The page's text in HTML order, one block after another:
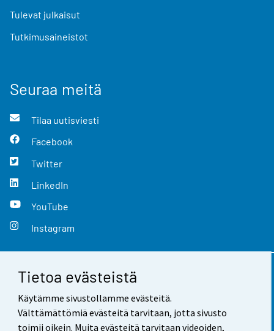
Tietoa evästeistä
Käytämme sivustollamme evästeitä.
Välttämättömiä evästeitä tarvitaan, jotta sivusto
toimii oikein. Muita evästeitä tarvitaan videoiden,
Tulevat julkaisut
Tutkimusaineistot
Seuraa meitä
Tilaa uutisviesti
Facebook
Twitter
LinkedIn
YouTube
Instagram
Yhteystiedot
Palaute